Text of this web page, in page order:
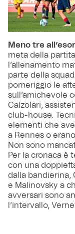
Meno tre
meta della
l’allenamento
parte della
pomeriggio le
sull’amichevole
Calzolari,
club-house.
elementi che
a Rennes o
Non sono
Per la cronaca è
con una
dalla bandierina,
e Malinovsky a
avversari sono
l’intervallo,